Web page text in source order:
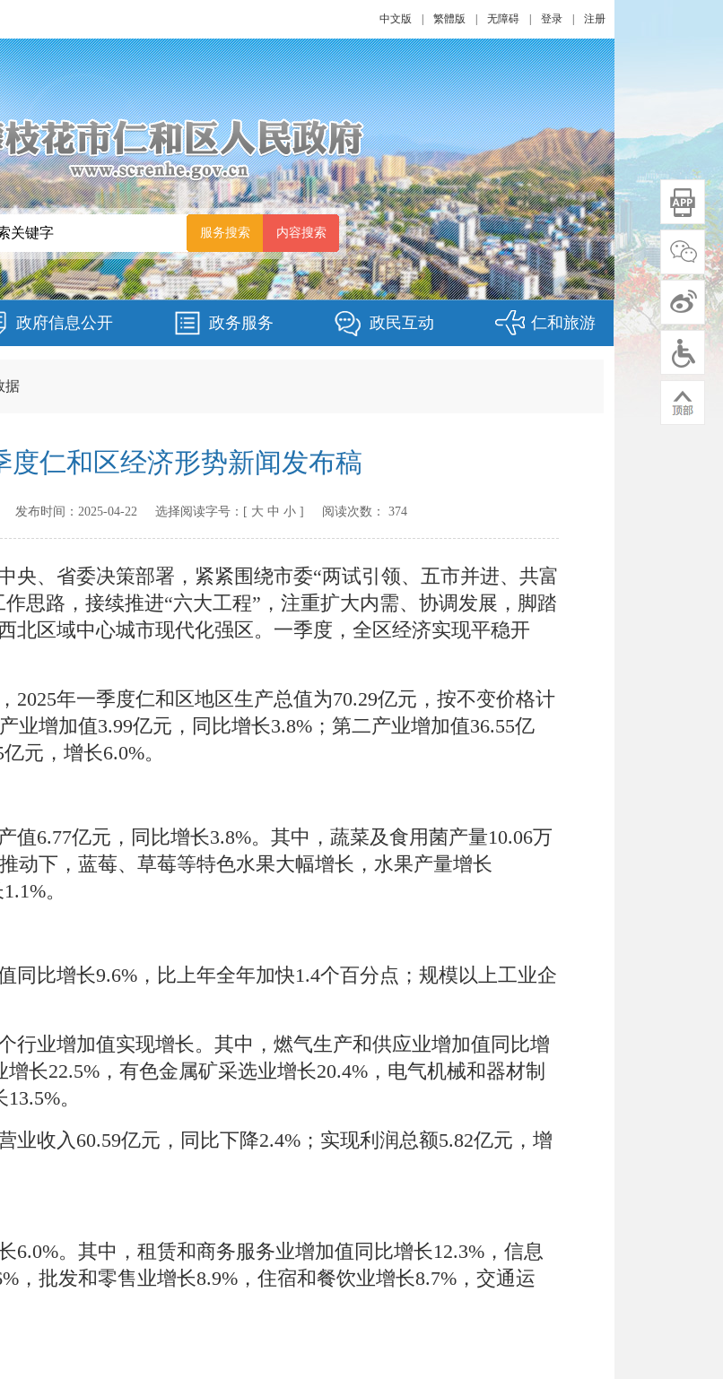
中文版 繁體版 无障碍 登录 注册
政府信息公开 政务服务 政民互动 仁和旅游
据
度仁和区经济形势新闻发布稿
发布时间： 2025-04-22选择阅读字号：[ 大 中 小] 阅读次数： 374
央、省委决策部署，紧紧围绕市委“两试引领、五市并进、共富
思路，接续推进“六大工程” ，注重扩大内需、协调发展，脚踏
北区域中心城市现代化强区。一季度，全区经济实现平稳开
2025年一季度仁和 区地区生产总值为70.29亿元，按不变价格计
业增加值3.99亿元， 同比增长3.8% ；第二产业增加值36.55亿
亿元，增长6.0%。
值6.77亿元 ， 同比增长3.8%。其中 ， 蔬菜及食用菌产量10.06万
动下， 蓝莓、 草莓等特色水果大幅增长 ， 水果产量增长
1.1%。
同比增长9.6% ， 比上年全年加快1.4个百分点； 规模以上工业企
行业增加值实现增长。其中，燃气生产和供应业增加值同比增
增长22.5% ，有色金属矿采选业增长20.4% ，电气机械和器材制
13.5%。
业收入60.59亿元，同比下降2.4% ；实现利润总额5.82亿元，增
6.0%。其中，租赁和商务服务业增加值同比增长12.3% ，信息
% ，批发和零售业增长8.9% ，住宿和餐饮业增长8.7% ，交通运